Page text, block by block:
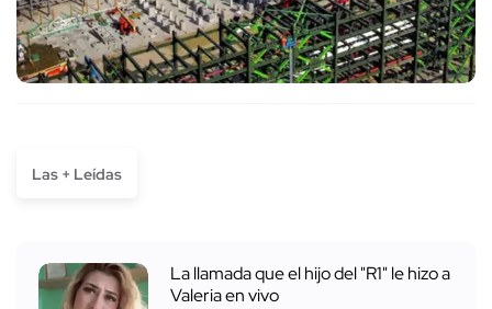
Las + Leídas
La llamada que el hijo del "R1" le hizo a
Valeria en vivo